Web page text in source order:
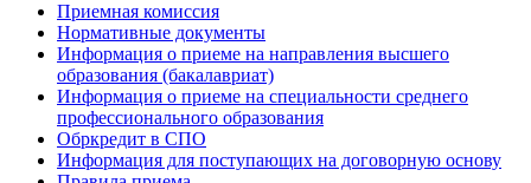
Приемная комиссия
Нормативные документы
Информация о приеме на направления высшего
образования (бакалавриат)
Информация о приеме на специальности среднего
профессионального образования
Обркредит в СПО
Информация для поступающих на договорную основу